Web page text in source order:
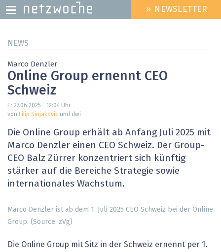
zum
HEADER
MENU
» NEWSLETTER
NEWS
Marco Denzler
Online Group ernennt CEO
Schweiz
Fr 27.06.2025 - 12:04 Uhr
von Filip Sinjakovic und dwi
Die Online Group erhält ab Anfang Juli 2025 mit
Marco Denzler einen CEO Schweiz. Der Group-
CEO Balz Zürrer konzentriert sich künftig
stärker auf die Bereiche Strategie sowie
internationales Wachstum.
Marco Denzler ist ab dem 1. Juli 2025 CEO Schweiz bei der Online
Group. (Source: zVg)
Die Online Group mit Sitz in der Schweiz ernennt per 1.